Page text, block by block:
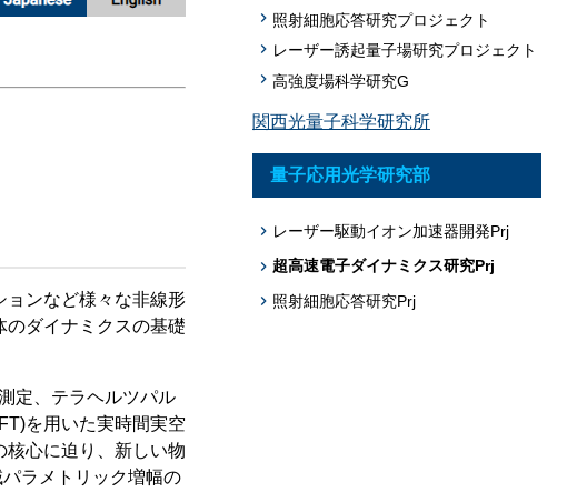
ョンなど様々な非線形
ダイナミクスの基礎
定、テラヘルツパル
を用いた実時間実空
核心に迫り、新しい物
ラメトリック増幅の
照射細胞応答研究プロジェクト
レーザー誘起量子場研究プロジェクト
高強度場科学研究G
関西光量子科学研究所
量子応用光学研究部
レーザー駆動イオン加速器開発Prj
超高速電子ダイナミクス研究Prj
照射細胞応答研究Prj